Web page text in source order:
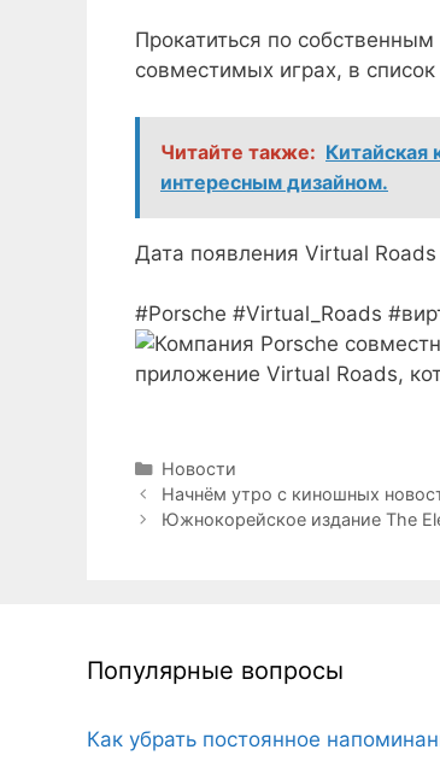
Прокатиться по
совместимых играх, в
Читайте также: Китайская
интересным дизайном.
Дата появления Virtual Roads
#Porsche #Virtual_Roads
Рубрики
Новости
Начнём утро с киношных
Южнокорейское издание The
Популярные вопросы
Как убрать постоянное